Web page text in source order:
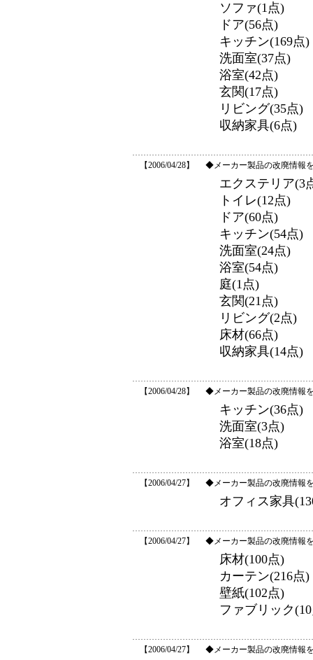
ソファ(1点)
ドア(56点)
キッチン(169点)
洗面室(37点)
浴室(42点)
玄関(17点)
リビング(35点)
収納家具(6点)
【2006/04/28】 ◆メーカー製品の改廃情報
エクステリア(3
トイレ(12点)
ドア(60点)
キッチン(54点)
洗面室(24点)
浴室(54点)
庭(1点)
玄関(21点)
リビング(2点)
床材(66点)
収納家具(14点)
【2006/04/28】 ◆メーカー製品の改廃情報
キッチン(36点)
洗面室(3点)
浴室(18点)
【2006/04/27】 ◆メーカー製品の改廃情報
オフィス家具
【2006/04/27】 ◆メーカー製品の改廃情報
床材(100点)
カーテン(216点)
壁紙(102点)
ファブリック
【2006/04/27】 ◆メーカー製品の改廃情報